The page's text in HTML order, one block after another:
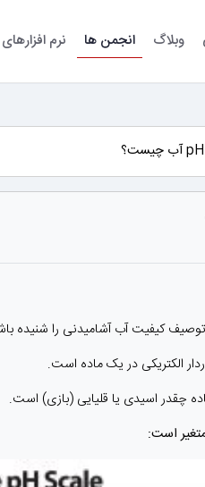
وبلاگ انجمن ها نرم
کیفیت آب آشامیدنی را شنیده
چقدر اسیدی یا قلیایی (بازی) است.